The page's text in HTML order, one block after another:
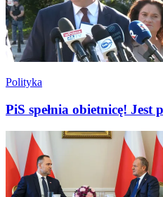
Polityka
PiS spełnia obietnicę!